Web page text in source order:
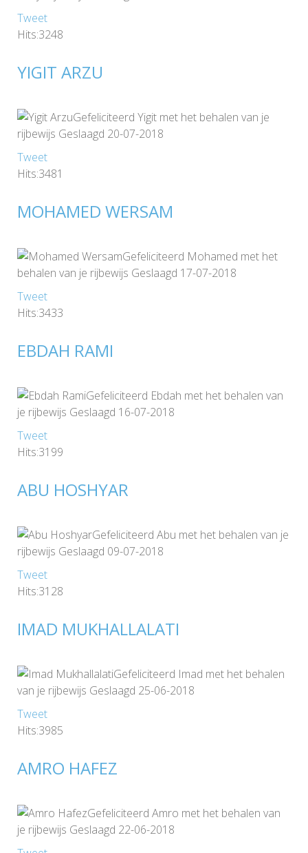
Tweet
Hits:3248
YIGIT ARZU
Gefeliciteerd Yigit met het behalen van je
rijbewijs Geslaagd 20-07-2018
Tweet
Hits:3481
MOHAMED WERSAM
Gefeliciteerd Mohamed met het
behalen van je rijbewijs Geslaagd 17-07-2018
Tweet
Hits:3433
EBDAH RAMI
Gefeliciteerd Ebdah met het behalen van
je rijbewijs Geslaagd 16-07-2018
Tweet
Hits:3199
ABU HOSHYAR
Gefeliciteerd Abu met het behalen van je
rijbewijs Geslaagd 09-07-2018
Tweet
Hits:3128
IMAD MUKHALLALATI
Gefeliciteerd Imad met het behalen
van je rijbewijs Geslaagd 25-06-2018
Tweet
Hits:3985
AMRO HAFEZ
Gefeliciteerd Amro met het behalen van
je rijbewijs Geslaagd 22-06-2018